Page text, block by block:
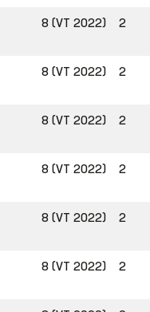
8 (VT 2022) 2
8 (VT 2022) 2
8 (VT 2022) 2
8 (VT 2022) 2
8 (VT 2022) 2
8 (VT 2022) 2